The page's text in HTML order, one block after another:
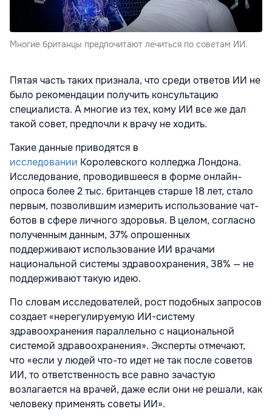
Многие британцы предпочитают лечиться по советам ИИ.
Пятая часть таких признала, что среди ответов ИИ не
было рекомендации получить консультацию
специалиста. А многие из тех, кому ИИ все же дал
такой совет, предпочли к врачу не ходить.
Такие данные приводятся в
исследовании Королевского колледжа Лондона.
Исследование, проводившееся в форме онлайн-
опроса более 2 тыс. британцев старше 18 лет, стало
первым, позволившим измерить использование чат-
ботов в сфере личного здоровья. В целом, согласно
полученным данным, 37% опрошенных
поддерживают использование ИИ врачами
национальной системы здравоохранения, 38% — не
поддерживают такую идею.
По словам исследователей, рост подобных запросов
создает «нерегулируемую ИИ-систему
здравоохранения параллельно с национальной
системой здравоохранения». Эксперты отмечают,
что «если у людей что-то идет не так после советов
ИИ, то ответственность все равно зачастую
возлагается на врачей, даже если они не решали, как
человеку применять советы ИИ».